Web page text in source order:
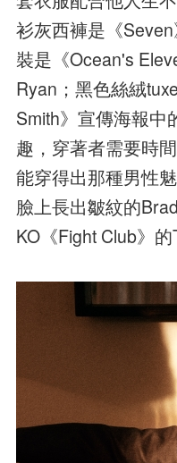
衫灰西褲是《
裝是《Ocean's
Ryan；黑色絲絨
Smith》宣傳海報中
趣，穿著者需要時
能穿得出那種男性
臉上長出皺紋的
KO《Fight Club》的